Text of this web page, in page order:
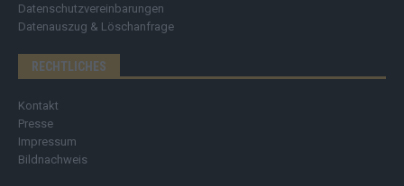
Datenschutzvereinbarungen
Datenauszug & Löschanfrage
RECHTLICHES
Kontakt
Presse
Impressum
Bildnachweis